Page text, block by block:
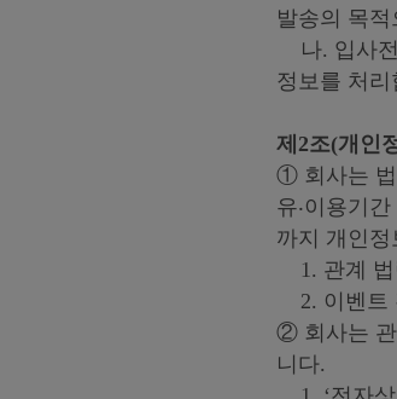
발송의 목
나. 입사전
정보를 처리
제2조(개인
① 회사는 법
유‧이용기
까지 개인정
1. 관계 법
2. 이벤트
② 회사는 관
니다.